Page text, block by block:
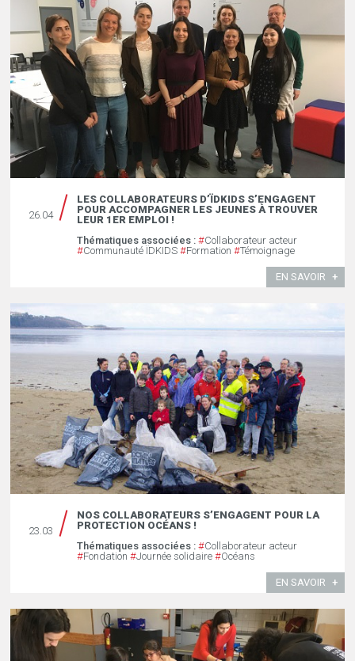
26.04
LES COLLABORATEURS D’ÏDKIDS S’ENGAGENT
POUR ACCOMPAGNER LES JEUNES À TROUVER
LEUR 1ER EMPLOI !
Thématiques associées : #Collaborateur acteur
#Communauté ÏDKIDS #Formation #Témoignage
EN SAVOIR
23.03
NOS COLLABORATEURS S’ENGAGENT POUR LA
PROTECTION OCÉANS !
Thématiques associées : #Collaborateur acteur
#Fondation #Journée solidaire #Océans
EN SAVOIR